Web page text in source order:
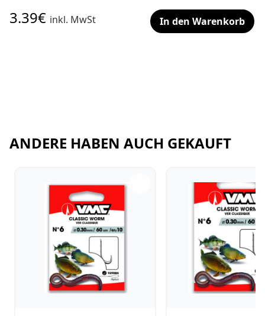
3.39€ inkl. MwSt In den Warenkorb
ANDERE HABEN AUCH GEKAUFT